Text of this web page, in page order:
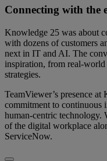
Connecting with the
Knowledge 25 was about
with dozens of customers
next in IT and AI. The
inspiration, from real-
strategies.
TeamViewer’s presence
commitment to continuous
human-centric technology.
of the digital workplace
ServiceNow.